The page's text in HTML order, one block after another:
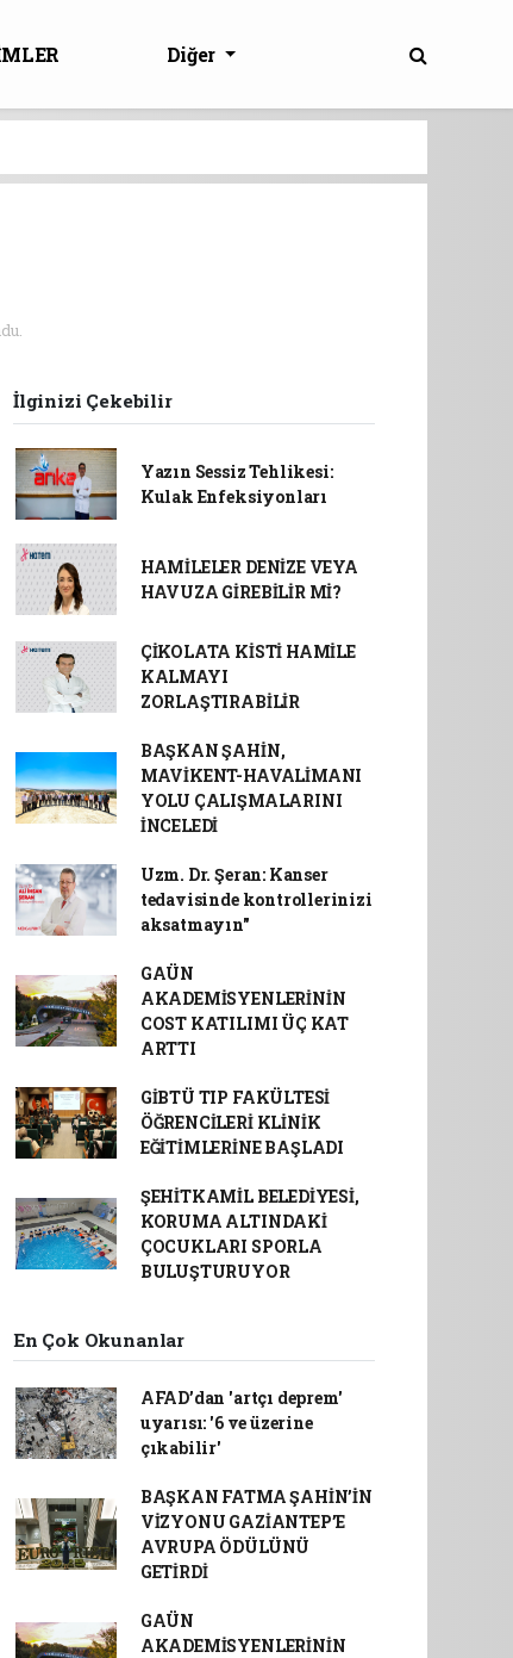
Diğer
İlginizi Çekebilir
Yazın Sessiz Tehlikesi:
Kulak Enfeksiyonları
HAMİLELER DENİZE VEYA
HAVUZA GİREBİLİR Mİ?
ÇİKOLATA KİSTİ HAMİLE
KALMAYI
ZORLAŞTIRABİLİR
BAŞKAN ŞAHİN,
MAVİKENT-HAVALİMANI
YOLU ÇALIŞMALARINI
İNCELEDİ
Uzm. Dr. Şeran: Kanser
tedavisinde kontrollerinizi
aksatmayın"
GAÜN
AKADEMİSYENLERİNİN
COST KATILIMI ÜÇ KAT
ARTTI
GİBTÜ TIP FAKÜLTESİ
ÖĞRENCİLERİ KLİNİK
EĞİTİMLERİNE BAŞLADI
ŞEHİTKAMİL BELEDİYESİ,
KORUMA ALTINDAKİ
ÇOCUKLARI SPORLA
BULUŞTURUYOR
En Çok Okunanlar
AFAD’dan 'artçı deprem'
uyarısı: '6 ve üzerine
çıkabilir'
BAŞKAN FATMA ŞAHİN’İN
VİZYONU GAZİANTEP’E
AVRUPA ÖDÜLÜNÜ
GETİRDİ
GAÜN
AKADEMİSYENLERİNİN